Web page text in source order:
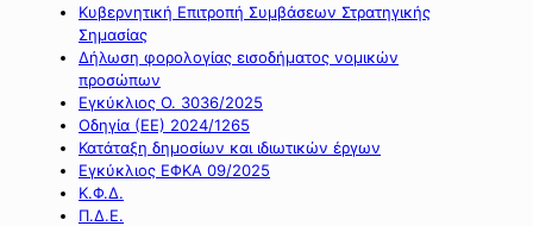
Κυβερνητική Επιτροπή Συμβάσεων Στρατηγικής
Σημασίας
Δήλωση φορολογίας εισοδήματος νομικών
προσώπων
Εγκύκλιος Ο. 3036/2025
Οδηγία (ΕΕ) 2024/1265
Κατάταξη δημοσίων και ιδιωτικών έργων
Εγκύκλιος ΕΦΚΑ 09/2025
Κ.Φ.Δ.
Π.Δ.Ε.